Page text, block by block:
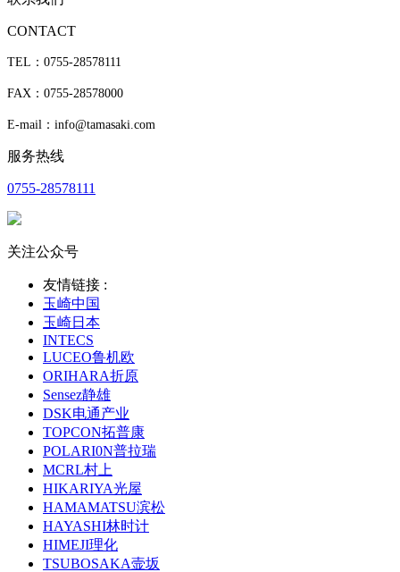
CONTACT
TEL：0755-28578111
FAX：0755-28578000
E-mail：info@tamasaki.com
服务热线
0755-28578111
关注公众号
友情链接 :
玉崎中国
玉崎日本
INTECS
LUCEO鲁机欧
ORIHARA折原
Sensez静雄
DSK电通产业
TOPCON拓普康
POLARI0N普拉瑞
MCRL村上
HIKARIYA光屋
HAMAMATSU滨松
HAYASHI林时计
HIMEJI理化
TSUBOSAKA壸坂